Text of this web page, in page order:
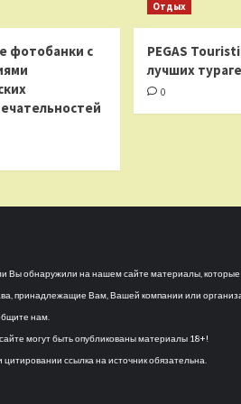
фотобанки с
Отдых
PEGAS
лучших
0
Вы обнаружили на нашем сайте материалы,
принадлежащие Вам, Вашей компании или
нам.
могут быть опубликованы материалы 18+!
цитировании ссылка на источник обязательна.